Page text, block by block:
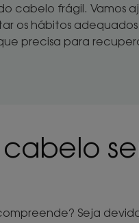
cabelo frágil.
os hábitos
precisa para
Seja